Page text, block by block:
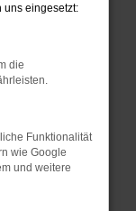
einem
uns eingesetzt:
die
Funktionalität
wie Google
und weitere